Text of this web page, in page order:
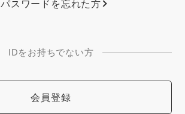
パスワードを忘れた方
IDをお持ちでない方
会員登録